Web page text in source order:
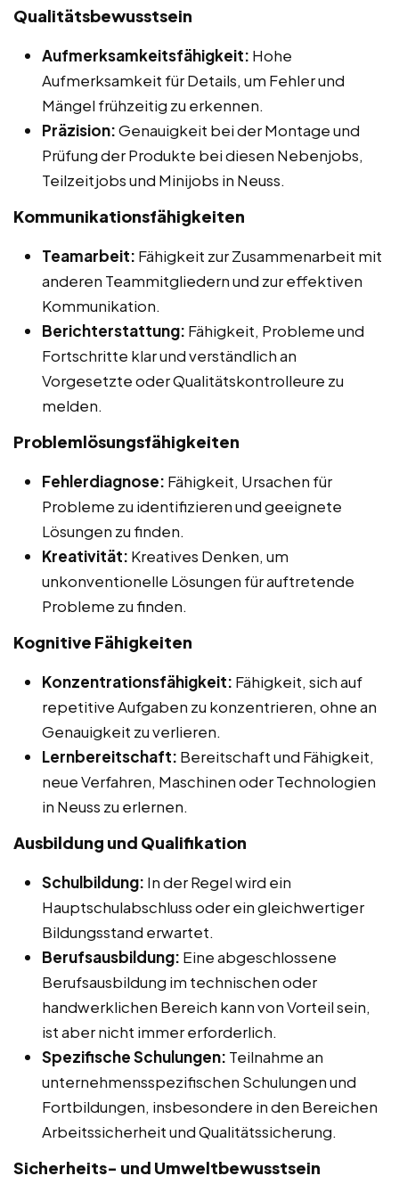
Qualitätsbewusstsein
Aufmerksamkeitsfähigkeit: Hohe
Aufmerksamkeit für Details, um Fehler und
Mängel frühzeitig zu erkennen.
Präzision:Genauigkeit bei der Montage und
Prüfung der Produkte bei diesen Nebenjobs,
Teilzeitjobs und Minijobs in Neuss.
Kommunikationsfähigkeiten
Teamarbeit: Fähigkeit zur Zusammenarbeit mit
anderen Teammitgliedern und zur effektiven
Kommunikation.
Berichterstattung: Fähigkeit, Probleme und
Fortschritte klar und verständlich an
Vorgesetzte oder Qualitätskontrolleure zu
melden.
Problemlösungsfähigkeiten
Fehlerdiagnose: Fähigkeit, Ursachen für
Probleme zu identifizieren und geeignete
Lösungen zu finden.
Kreativität: Kreatives Denken, um
unkonventionelle Lösungen für auftretende
Probleme zu finden.
Kognitive Fähigkeiten
Konzentrationsfähigkeit: Fähigkeit, sich auf
repetitive Aufgaben zu konzentrieren, ohne an
Genauigkeit zu verlieren.
Lernbereitschaft: Bereitschaft und Fähigkeit,
neue Verfahren, Maschinen oder Technologien
in Neuss zu erlernen.
Ausbildung und Qualifikation
Schulbildung: In der Regel wird ein
Hauptschulabschluss oder ein gleichwertiger
Bildungsstand erwartet.
Berufsausbildung: Eine abgeschlossene
Berufsausbildung im technischen oder
handwerklichen Bereich kann von Vorteil sein,
ist aber nicht immer erforderlich.
Spezifische Schulungen: Teilnahme an
unternehmensspezifischen Schulungen und
Fortbildungen, insbesondere in den Bereichen
Arbeitssicherheit und Qualitätssicherung.
Sicherheits- und Umweltbewusstsein